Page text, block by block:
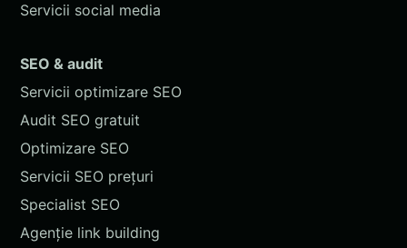
Servicii social media
SEO & audit
Servicii optimizare SEO
Audit SEO gratuit
Optimizare SEO
Servicii SEO prețuri
Specialist SEO
Agenție link building